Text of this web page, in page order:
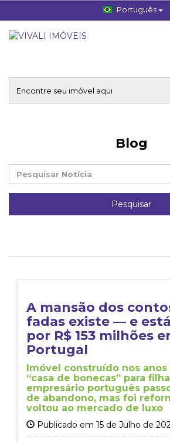
Português
Blog
Pesquisar
A mansão dos
fadas existe — e
por R$ 153 milhões
Portugal
Imóvel construído nos anos
“casa de bonecas” para
empresário português
de abandono, mas foi
voltou ao mercado de luxo
Publicado em 15 de Julho de